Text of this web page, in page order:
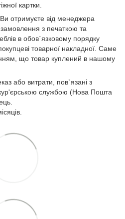
картки.
отримуєте від менеджера
з печаткою та
в обов`язковому порядку
товарної накладної. Саме
що товар куплений в нашому
або витрати, пов`язані з
службою (Нова Пошта